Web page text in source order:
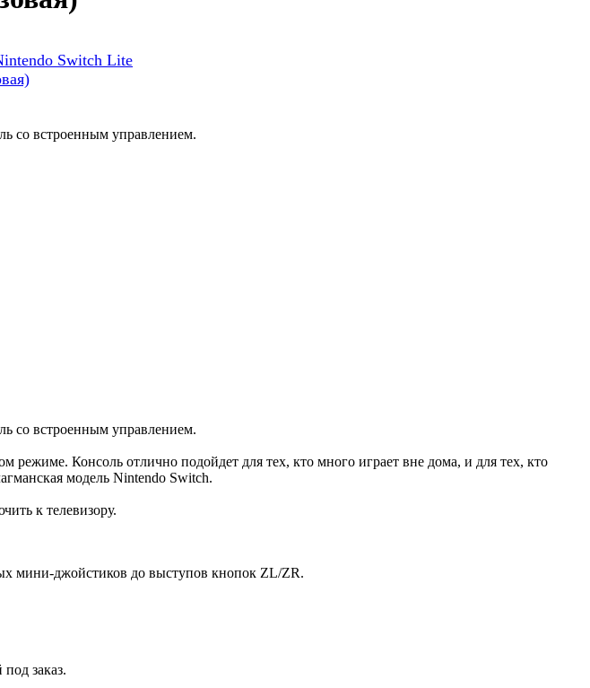
со встроенным управлением.
со встроенным управлением.
Консоль отлично подойдет для тех, кто много играет вне дома, и для тех, кто
модель Nintendo Switch.
к телевизору.
мини-джойстиков до выступов кнопок ZL/ZR.
заказ.